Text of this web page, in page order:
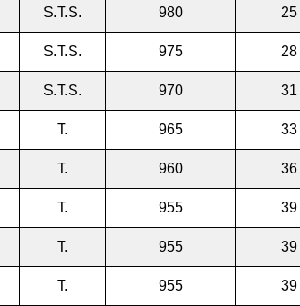
S.T.S. 980 25
S.T.S. 975 28
S.T.S. 970 31
T. 965 33
T. 960 36
T. 955 39
T. 955 39
T. 955 39